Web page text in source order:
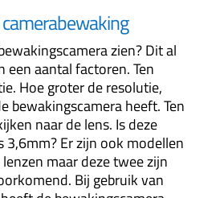
zien? Dit al
een aantal factoren. Ten
Hoe groter de resolutie,
bewakingscamera heeft. Ten
naar de lens. Is deze
3,6mm? Er zijn ook modellen
maar deze twee zijn
Bij gebruik van